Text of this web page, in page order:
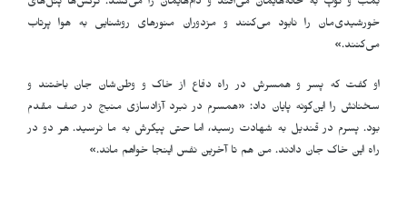
بمب و توپ به خانه‌هایمان می‌افتد و دام‌هایمان را می‌کشد. ترکش‌ها پنل‌های
خورشیدی‌مان را نابود می‌کنند و مزدوران منورهای روشنایی به هوا پرتاب
می‌کنند.
»
او گفت که پسر و همسرش در راه دفاع از خاک و وطن‌شان جان باختند و
سخنانش را این‌گونه پایان داد: «همسرم در نبرد آزادسازی منبج در صف مقدم
بود. پسرم در قندیل به شهادت رسید، اما حتی پیکرش به ما نرسید. هر دو در
راه این خاک جان دادند. من هم تا آخرین نفس اینجا خواهم ماند.
»